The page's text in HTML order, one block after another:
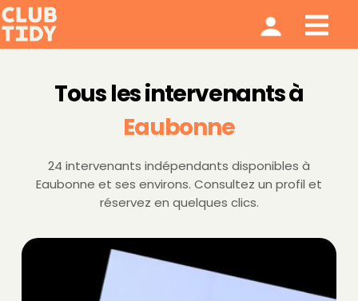
Tous les intervenants à
Eaubonne
24 intervenants indépendants disponibles à
Eaubonne et ses environs. Consultez un profil et
réservez en quelques clics.